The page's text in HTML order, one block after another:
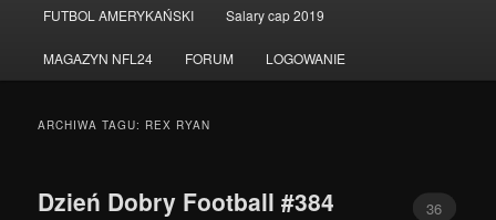
do
tekstu
do
widgetów
FUTBOL AMERYKAŃSKI Salary cap 2019
MAGAZYN NFL24 FORUM LOGOWANIE
ARCHIWA TAGU: REX RYAN
Dzień Dobry Football #384 36